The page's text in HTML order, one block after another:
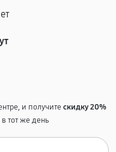
и получитескидку 20%
тот же день